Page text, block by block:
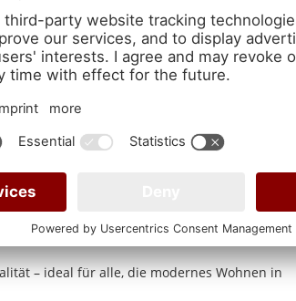
Zimmer und ein weiteres kleines Zimmer
Homeoffice, Gästezimmer oder Ankleide.
2020 erneuert.
Dachstudio: Der im Jahr 2008 geschaffene
ausgestattetem Badezimmer eine private
für Hobby, Vorrat und Lager sowie der
wurde 2013 erneuert – eine
– ideal für alle, die modernes Wohnen in